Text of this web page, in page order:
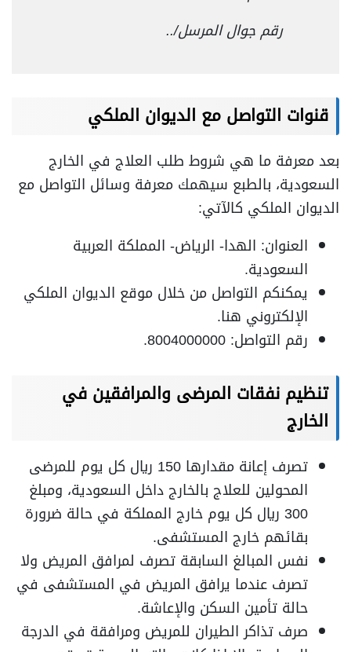
رقم جوال المرسل/..
قنوات التواصل مع الديوان الملكي
بعد معرفة ما هي شروط طلب العلاج في الخارج
السعودية، بالطبع سيهمك معرفة وسائل التواصل مع
الديوان الملكي كالآتي:
العنوان: الهدا- الرياض- المملكة العربية
السعودية.
يمكنكم التواصل من خلال موقع الديوان الملكي
الإلكتروني هنا.
رقم التواصل: 8004000000.
تنظيم نفقات المرضى والمرافقين في
الخارج
تصرف إعانة مقدارها 150 ريال كل يوم للمرضى
المحولين للعلاج بالخارج داخل السعودية، ومبلغ
300 ريال كل يوم خارج المملكة في حالة ضرورة
بقائهم خارج المستشفى.
نفس المبالغ السابقة تصرف لمرافق المريض ولا
تصرف عندما يرافق المريض في المستشفى في
حالة تأمين السكن والإعاشة.
صرف تذاكر الطيران للمريض ومرافقة في الدرجة